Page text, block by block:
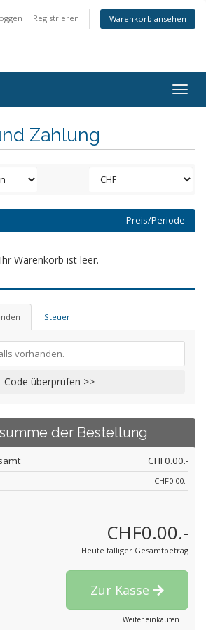
Registrieren Warenkorb ansehen
Zahlung
Preis/Periode
Ihr Warenkorb ist leer.
Steuer
Code überprüfen >>
der Bestellung
CHF0.00.-
CHF0.00.-
CHF0.00.-
Heute fälliger Gesamtbetrag
Zur Kasse
Weiter einkaufen